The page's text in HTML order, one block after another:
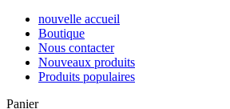
nouvelle accueil
Boutique
Nous contacter
Nouveaux produits
Produits populaires
Panier